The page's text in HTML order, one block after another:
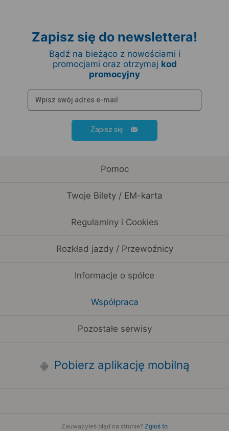
Zapisz się do newslettera!
Bądź na bieżąco z nowościami i
promocjami oraz otrzymaj kod
promocyjny
Zapisz się
Pomoc
Twoje Bilety / EM-karta
Regulaminy i Cookies
Rozkład jazdy / Przewoźnicy
Informacje o spółce
Współpraca
Pozostałe serwisy
Pobierz aplikację mobilną
Zauważyłeś błąd na stronie? Zgłoś to